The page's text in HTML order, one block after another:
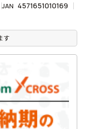
JAN 4571651010169
す